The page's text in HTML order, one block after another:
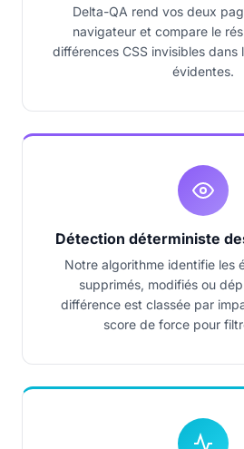
Delta-QA rend vos deux
navigateur et compare le
différences CSS invisibles dans
évidentes.
Détection déterministe
Notre algorithme identifie les
supprimés, modifiés ou
différence est classée par
score de force pour